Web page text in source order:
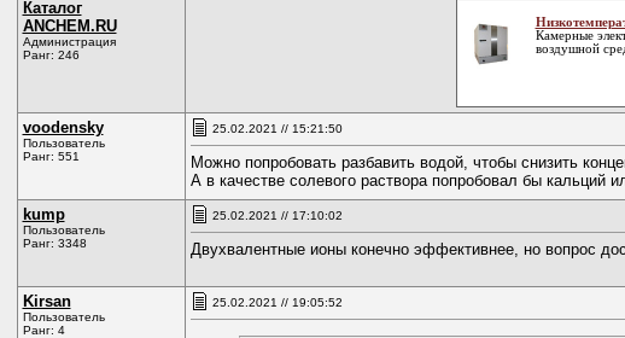
Каталог
ANCHEM.RU
Администрация
Ранг: 246
Камерные
воздушной
voodensky
Пользователь
Ранг: 551
25.02.2021 // 15:21:50
Можно попробовать разбавить водой, чтобы снизить
А в качестве солевого раствора попробовал бы кальций
kump
Пользователь
Ранг: 3348
25.02.2021 // 17:10:02
Двухвалентные ионы конечно эффективнее, но вопрос
Kirsan
Пользователь
Ранг: 4
25.02.2021 // 19:05:52